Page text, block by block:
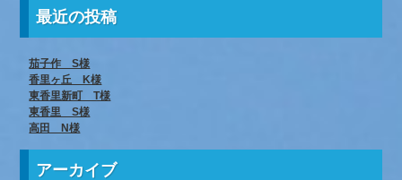
最近の投稿
茄子作 S様
香里ヶ丘 K様
東香里新町 T様
東香里 S様
高田 N様
アーカイブ